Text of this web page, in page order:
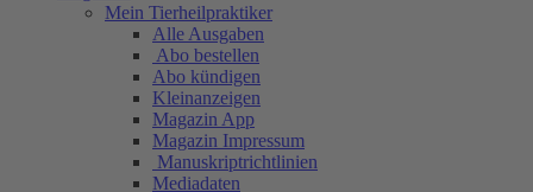
Mein Tierheilpraktiker
Alle Ausgaben
Abo bestellen
Abo kündigen
Kleinanzeigen
Magazin App
Magazin Impressum
Manuskriptrichtlinien
Mediadaten